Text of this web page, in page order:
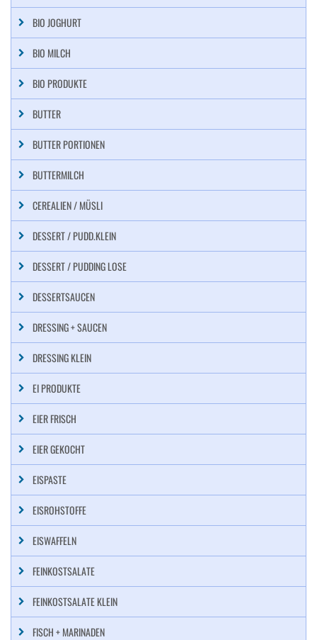
BIO JOGHURT
BIO MILCH
BIO PRODUKTE
BUTTER
BUTTER PORTIONEN
BUTTERMILCH
CEREALIEN / MÜSLI
DESSERT / PUDD.KLEIN
DESSERT / PUDDING LOSE
DESSERTSAUCEN
DRESSING + SAUCEN
DRESSING KLEIN
EI PRODUKTE
EIER FRISCH
EIER GEKOCHT
EISPASTE
EISROHSTOFFE
EISWAFFELN
FEINKOSTSALATE
FEINKOSTSALATE KLEIN
FISCH + MARINADEN